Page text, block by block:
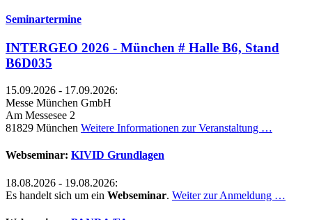
Seminartermine
INTERGEO 2026 - München # Halle B6, Stand
B6D035
15.09.2026 - 17.09.2026:
Messe München GmbH
Am Messesee 2
81829 München Weitere Informationen zur Veranstaltung …
Webseminar: KIVID Grundlagen
18.08.2026 - 19.08.2026:
Es handelt sich um ein Webseminar. Weiter zur Anmeldung …